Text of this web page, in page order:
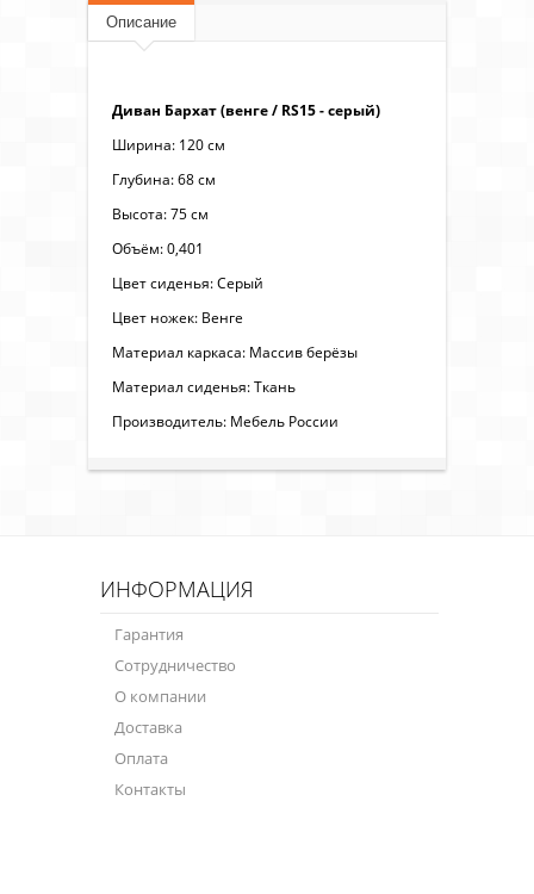
Описание
Диван Бархат (венге / RS15 - серый)
Ширина: 120 см
Глубина: 68 см
Высота: 75 см
Объём: 0,401
Цвет сиденья: Серый
Цвет ножек: Венге
Материал каркаса: Массив берёзы
Материал сиденья: Ткань
Производитель: Мебель России
ИНФОРМАЦИЯ
Гарантия
Сотрудничество
О компании
Доставка
Оплата
Контакты